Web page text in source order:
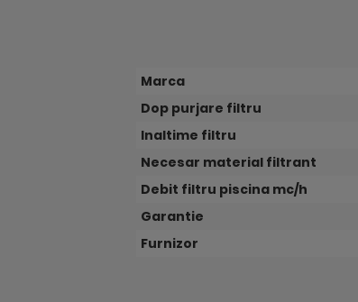
Specificatii
Marca
Dop purjare filtru
Inaltime filtru
Necesar material filtrant
Debit filtru piscina mc/h
Garantie
Furnizor